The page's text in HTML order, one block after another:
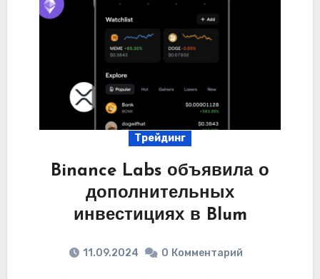
Трейдинг
Binance Labs объявила о
дополнительных
инвестициях в Blum
11.09.2024 0 Комментарий